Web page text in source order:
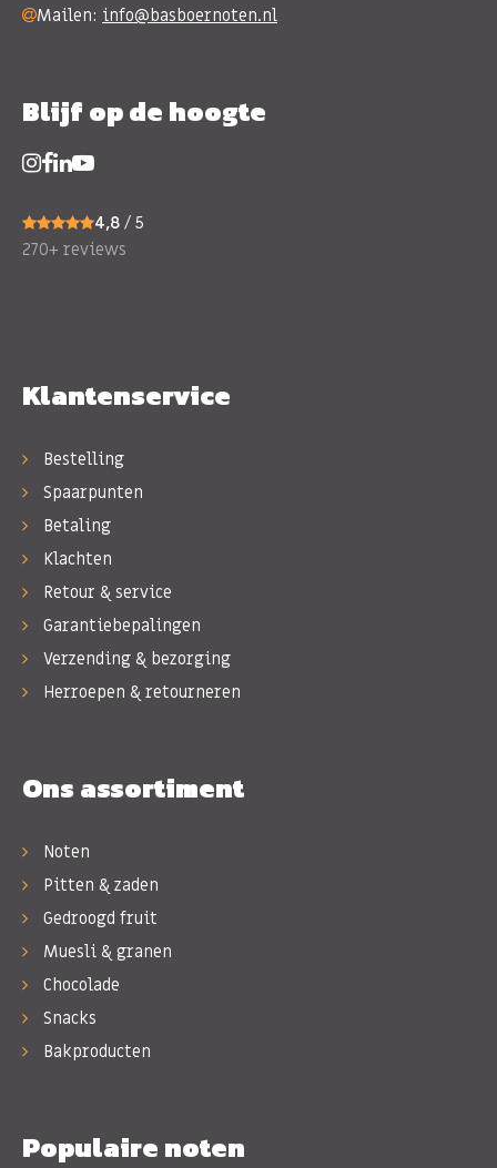
Mailen: info@basboernoten.nl
Blijf op de hoogte
4,8 / 5
270+ reviews
Klantenservice
Bestelling
Spaarpunten
Betaling
Klachten
Retour & service
Garantiebepalingen
Verzending & bezorging
Herroepen & retourneren
Ons assortiment
Noten
Pitten & zaden
Gedroogd fruit
Muesli & granen
Chocolade
Snacks
Bakproducten
Populaire noten